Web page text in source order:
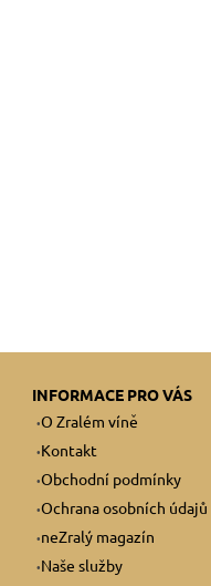
INFORMACE PRO VÁS
O Zralém víně
Kontakt
Obchodní podmínky
Ochrana osobních údajů
neZralý magazín
Naše služby